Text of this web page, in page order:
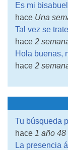
Es mi
hace Una
Tal vez se
hace 2
Hola buenas,
hace 2
Tu búsqueda
hace 1 año
La presencia